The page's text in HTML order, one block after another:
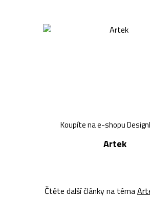
Koupíte na e-shopu
Artek
Čtěte další články na téma